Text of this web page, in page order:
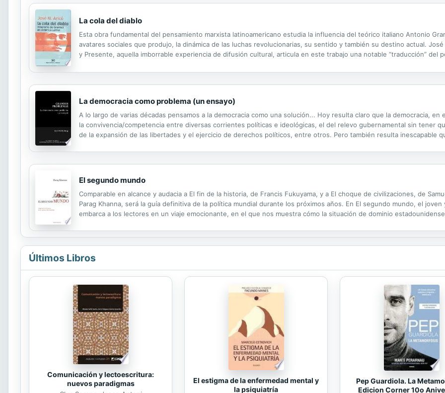
La cola del diablo
Esta obra fundamental del pensamiento marxista latinoamericano estudia la influencia del teórico italiano Antonio
avatares sociales que produjo, la dinámica de las luchas revolucionarias, su sentido y también su destino actual.
y Presente, aquella imborrable experiencia de difusión cultural, articula en este trabajo una notable “traducción” del
La democracia como problema (un ensayo)
A lo largo de varias décadas pensamos a la democracia como una solución... Hoy resulta claro que la democracia,
la convivencia/competencia entre diversas corrientes políticas e ideológicas, el del relevo gubernamental sin tener
de la expansión de las libertades y el ejercicio de derechos políticos, entre otros. Pero también resulta inescapable
El segundo mundo
Comparable en alcance y audacia a El fin de la historia, de Francis Fukuyama, y a El choque de civilizaciones, de
Parag Khanna, será la guía definitiva de la política mundial durante los próximos años. En El segundo mundo, el
embarca a los lectores en un viaje emocionante, en el que nos muestra cómo la situación de dominio
Últimos Libros
Comunicación y lectoescritura:
nuevos paradigmas
El estigma de la enfermedad mental y
la psiquiatría
Pep Guardiola. La
Edicion Corner 10o